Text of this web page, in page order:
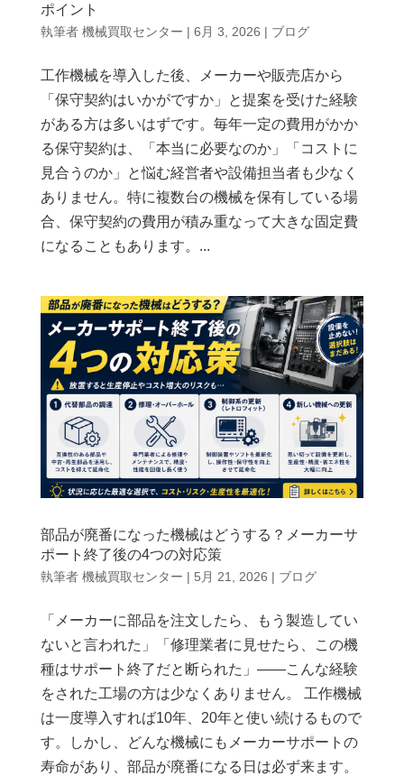
ポイント
執筆者 機械買取センター | 6月 3, 2026 | ブログ
工作機械を導入した後、メーカーや販売店から
「保守契約はいかがですか」と提案を受けた経験
がある方は多いはずです。毎年一定の費用がかか
る保守契約は、「本当に必要なのか」「コストに
見合うのか」と悩む経営者や設備担当者も少なく
ありません。特に複数台の機械を保有している場
合、保守契約の費用が積み重なって大きな固定費
になることもあります。...
部品が廃番になった機械はどうする？メーカーサ
ポート終了後の4つの対応策
執筆者 機械買取センター | 5月 21, 2026 | ブログ
「メーカーに部品を注文したら、もう製造してい
ないと言われた」「修理業者に見せたら、この機
種はサポート終了だと断られた」——こんな経験
をされた工場の方は少なくありません。 工作機械
は一度導入すれば10年、20年と使い続けるもので
す。しかし、どんな機械にもメーカーサポートの
寿命があり、部品が廃番になる日は必ず来ます。